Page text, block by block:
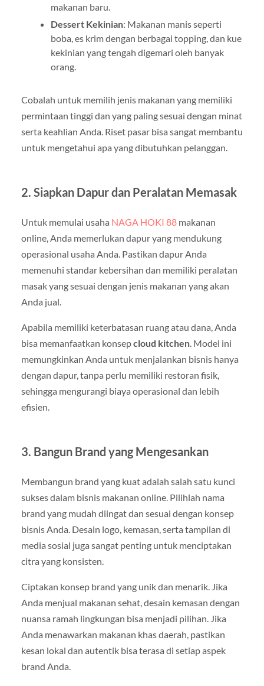
makanan baru.
Dessert Kekinian: Makanan manis seperti
boba, es krim dengan berbagai topping, dan kue
kekinian yang tengah digemari oleh banyak
orang.
Cobalah untuk memilih jenis makanan yang memiliki
permintaan tinggi dan yang paling sesuai dengan minat
serta keahlian Anda. Riset pasar bisa sangat membantu
untuk mengetahui apa yang dibutuhkan pelanggan.
2. Siapkan Dapur dan Peralatan Memasak
Untuk memulai usaha NAGA HOKI 88makanan
online, Anda memerlukan dapur yang mendukung
operasional usaha Anda. Pastikan dapur Anda
memenuhi standar kebersihan dan memiliki peralatan
masak yang sesuai dengan jenis makanan yang akan
Anda jual.
Apabila memiliki keterbatasan ruang atau dana, Anda
bisa memanfaatkan konsepcloud kitchen. Model ini
memungkinkan Anda untuk menjalankan bisnis hanya
dengan dapur, tanpa perlu memiliki restoran fisik,
sehingga mengurangi biaya operasional dan lebih
efisien.
3. Bangun Brand yang Mengesankan
Membangun brand yang kuat adalah salah satu kunci
sukses dalam bisnis makanan online. Pilihlah nama
brand yang mudah diingat dan sesuai dengan konsep
bisnis Anda. Desain logo, kemasan, serta tampilan di
media sosial juga sangat penting untuk menciptakan
citra yang konsisten.
Ciptakan konsep brand yang unik dan menarik. Jika
Anda menjual makanan sehat, desain kemasan dengan
nuansa ramah lingkungan bisa menjadi pilihan. Jika
Anda menawarkan makanan khas daerah, pastikan
kesan lokal dan autentik bisa terasa di setiap aspek
brand Anda.